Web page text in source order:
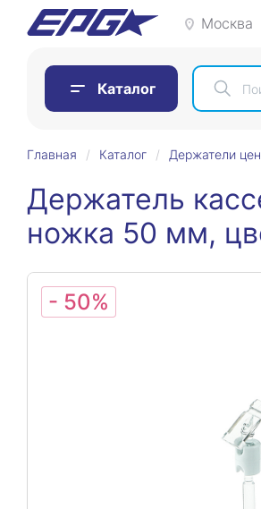
Москва
Каталог
Главная Каталог Держатели
Держатель
ножка 50 мм,
- 50%